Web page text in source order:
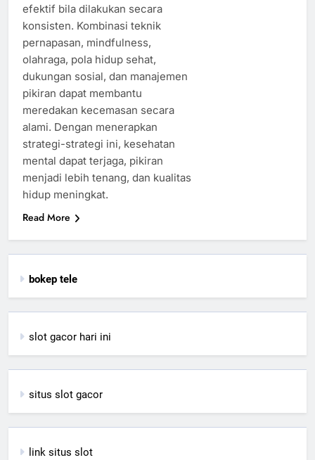
efektif bila dilakukan secara
konsisten. Kombinasi teknik
pernapasan, mindfulness,
olahraga, pola hidup sehat,
dukungan sosial, dan manajemen
pikiran dapat membantu
meredakan kecemasan secara
alami. Dengan menerapkan
strategi-strategi ini, kesehatan
mental dapat terjaga, pikiran
menjadi lebih tenang, dan kualitas
hidup meningkat.
Read More
bokep tele
slot gacor hari ini
situs slot gacor
link situs slot